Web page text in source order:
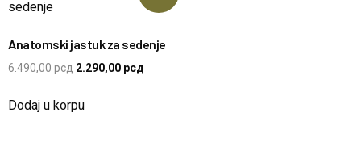
Anatomski jastuk za sedenje
6.490,00рсд 2.290,00 рсд
Dodaj u korpu